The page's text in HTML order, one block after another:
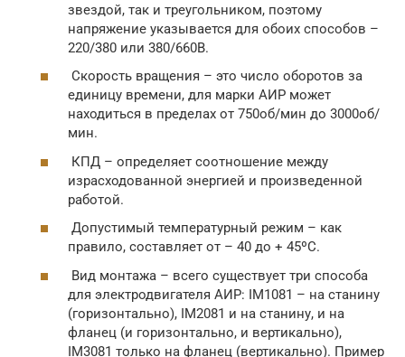
звездой, так и треугольником, поэтому
напряжение указывается для обоих способов –
220/380 или 380/660В.
Скорость вращения – это число оборотов за
единицу времени, для марки АИР может
находиться в пределах от 750об/мин до 3000об/
мин.
КПД – определяет соотношение между
израсходованной энергией и произведенной
работой.
Допустимый температурный режим – как
правило, составляет от – 40 до + 45ºС.
Вид монтажа – всего существует три способа
для электродвигателя АИР: IM1081 – на станину
(горизонтально), IM2081 и на станину, и на
фланец (и горизонтально, и вертикально),
IM3081 только на фланец (вертикально). Пример